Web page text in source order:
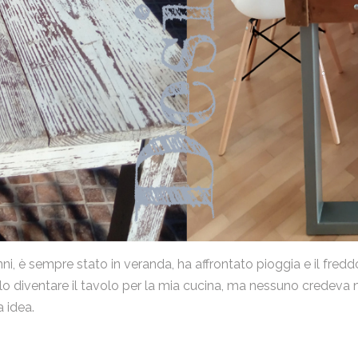
è sempre stato in veranda, ha affrontato pioggia e il
diventare il tavolo per la mia cucina, ma nessuno credeva
idea.
Nome
Email
Messaggio
miei dati personali.